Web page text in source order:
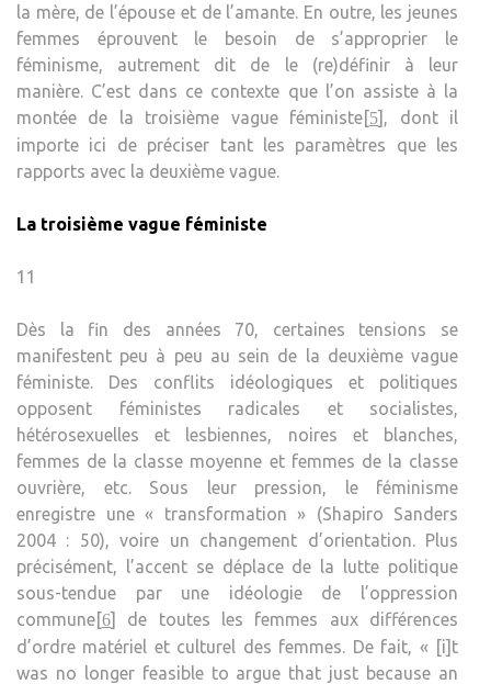
la mère, de l’épouse et de l’amante. En outre, les jeunes
femmes éprouvent le besoin de s’approprier le
féminisme, autrement dit de le (re)définir à leur
manière. C’est dans ce contexte que l’on assiste à la
montée de la troisième vague féministe[5], dont il
importe ici de préciser tant les paramètres que les
rapports avec la deuxième vague.
La troisième vague féministe
11
Dès la fin des années 70, certaines tensions se
manifestent peu à peu au sein de la deuxième vague
féministe. Des conflits idéologiques et politiques
opposent féministes radicales et socialistes,
hétérosexuelles et lesbiennes, noires et blanches,
femmes de la classe moyenne et femmes de la classe
ouvrière, etc. Sous leur pression, le féminisme
enregistre une « transformation » (Shapiro Sanders
2004 : 50), voire un changement d’orientation. Plus
précisément, l’accent se déplace de la lutte politique
sous-tendue par une idéologie de l’oppression
commune[6] de toutes les femmes aux différences
d’ordre matériel et culturel des femmes. De fait, « [i]t
was no longer feasible to argue that just because an